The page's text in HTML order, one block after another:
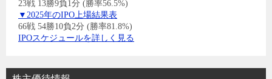
23戦 13勝9負1分 (勝率56.5%)
▼2025年のIPO上場結果表
66戦 54勝10負2分 (勝率81.8%)
IPOスケジュールを詳しく見る